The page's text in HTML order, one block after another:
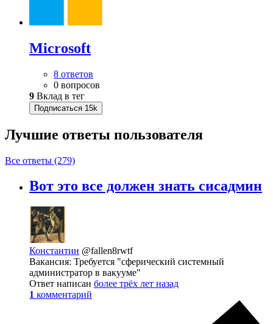
Microsoft
8 ответов
0 вопросов
9 Вклад в тег
Подписаться 15k
Лучшие ответы пользователя
Все ответы (279)
Вот это все должен знать сисадмин
Константин @fallen8rwtf
Вакансия: Требуется "сферический системный
администратор в вакууме"
Ответ написан более трёх лет назад
1 комментарий